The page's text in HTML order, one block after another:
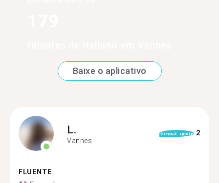
Baixe o aplicativo
L.
Vannes
format_quote 2
FLUENTE